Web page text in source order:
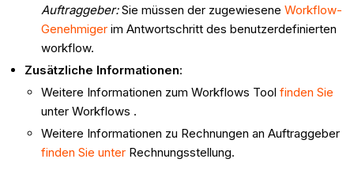
Auftraggeber:Sie müssen der zugewieseneWorkflow-
Genehmiger im Antwortschritt des benutzerdefinierten
workflow.
Zusätzliche Informationen:
Weitere Informationen zum Workflows Toolfinden Sie
unter Workflows .
Weitere Informationen zu Rechnungen an Auftraggeber
finden Sie unter Rechnungsstellung.